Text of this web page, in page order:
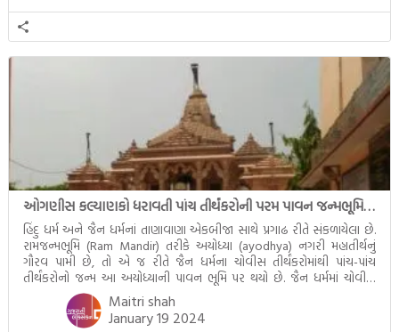
ઓગણીસ કલ્યાણકો ધરાવતી પાંચ તીર્થંકરોની પરમ પાવન જન્મભૂમિ – અયોધ્યા (Ayodhya)
હિંદુ ધર્મ અને જૈન ધર્મનાં તાણાવાણા એકબીજા સાથે પ્રગાઢ રીતે સંકળાયેલા છે.
રામજન્મભૂમિ (Ram Mandir) તરીકે અયોધ્યા (ayodhya) નગરી મહાતીર્થનું
ગૌરવ પામી છે, તો એ જ રીતે જૈન ધર્મના ચોવીસ તીર્થંકરોમાંથી પાંચ-પાંચ
તીર્થંકરોનો જન્મ આ અયોધ્યાની પાવન ભૂમિ પર થયો છે. જૈન ધર્મમાં ચોવીસ
તીર્થંકરોમાંથી પાંચ-પાંચ તીર્થંકરોનાં કલ્યાણકો અહીં આવ્યાં છે. દરેક તીર્થંકરના
જીવનની ચ્યવન(માતાના […]
Maitri shah
January 19 2024